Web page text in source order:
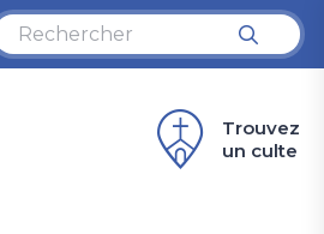
Trouvez
un culte